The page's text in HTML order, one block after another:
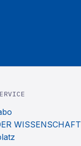
WISSENSCHAFT